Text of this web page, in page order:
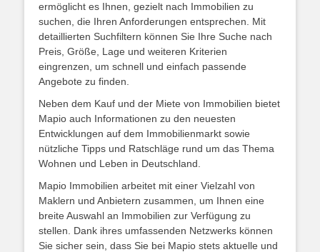
ermöglicht es Ihnen, gezielt nach Immobilien zu
suchen, die Ihren Anforderungen entsprechen. Mit
detaillierten Suchfiltern können Sie Ihre Suche nach
Preis, Größe, Lage und weiteren Kriterien
eingrenzen, um schnell und einfach passende
Angebote zu finden.
Neben dem Kauf und der Miete von Immobilien bietet
Mapio auch Informationen zu den neuesten
Entwicklungen auf dem Immobilienmarkt sowie
nützliche Tipps und Ratschläge rund um das Thema
Wohnen und Leben in Deutschland.
Mapio Immobilien arbeitet mit einer Vielzahl von
Maklern und Anbietern zusammen, um Ihnen eine
breite Auswahl an Immobilien zur Verfügung zu
stellen. Dank ihres umfassenden Netzwerks können
Sie sicher sein, dass Sie bei Mapio stets aktuelle und